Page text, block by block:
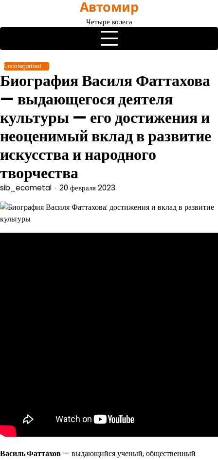
содержимому
Автомир
Четыре колеса
Uncategorised
Биография Василя Фаттахова
— выдающегося деятеля
культуры — его достижения и
неоценимый вклад в развитие
искусства и народного
творчества
sib_ecometal 20 февраля 2023
Василь Фаттахов — выдающийся ученый, общественный